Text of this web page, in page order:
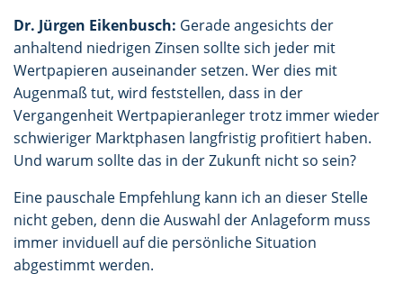
Dr. Jürgen Eikenbusch: Gerade angesichts der
anhaltend niedrigen Zinsen sollte sich jeder mit
Wertpapieren auseinander setzen. Wer dies mit
Augenmaß tut, wird feststellen, dass in der
Vergangenheit Wertpapieranleger trotz immer wieder
schwieriger Marktphasen langfristig profitiert haben.
Und warum sollte das in der Zukunft nicht so sein?
Eine pauschale Empfehlung kann ich an dieser Stelle
nicht geben, denn die Auswahl der Anlageform muss
immer inviduell auf die persönliche Situation
abgestimmt werden.